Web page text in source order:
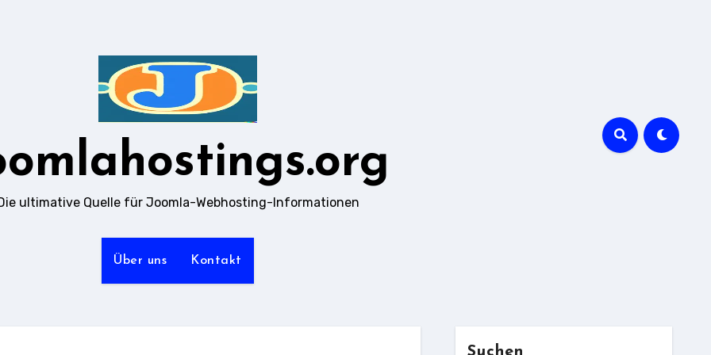
ultimative Quelle für Joomla-Webhosting-Informationen
Über uns Kontakt
Suchen